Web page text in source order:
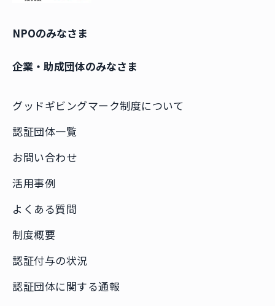
NPOのみなさま
企業・助成団体のみなさま
グッドギビングマーク制度について
認証団体一覧
お問い合わせ
活用事例
よくある質問
制度概要
認証付与の状況
認証団体に関する通報